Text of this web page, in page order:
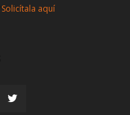
Solicítala aquí